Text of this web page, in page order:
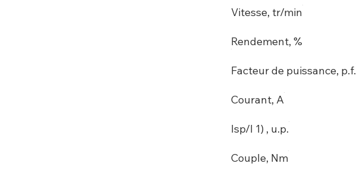
Vitesse, tr/min
Rendement, %
Facteur de puissance, p.f.
Courant, A
Isp/I 1) , u.p.
Couple, Nm